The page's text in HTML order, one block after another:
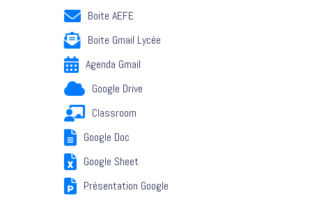
Boite AEFE
Boite Gmail Lycée
Agenda Gmail
Google Drive
Classroom
Google Doc
Google Sheet
Présentation Google